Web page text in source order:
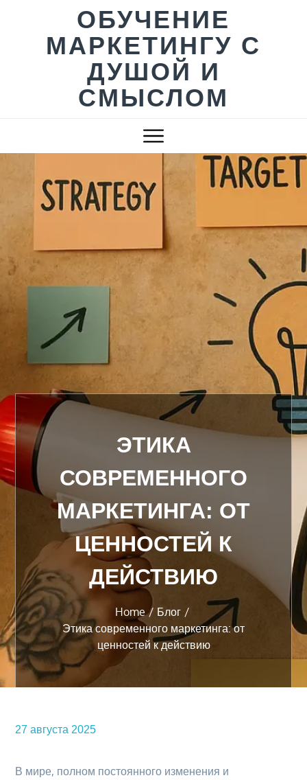
ОБУЧЕНИЕ
МАРКЕТИНГУ С
ДУШОЙ И
СМЫСЛОМ
ЭТИКА
СОВРЕМЕННОГО
МАРКЕТИНГА: ОТ
ЦЕННОСТЕЙ К
ДЕЙСТВИЮ
Home
Блог
Этика современного маркетинга: от
ценностей к действию
27 августа 2025
В мире, полном постоянного изменения и